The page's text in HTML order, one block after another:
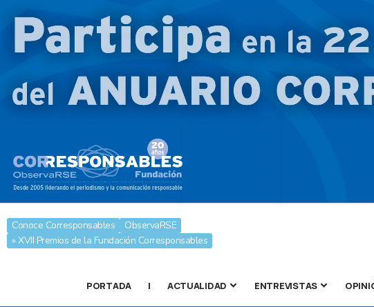
Conoce Corresponsables
ObservaRSE
» XVII Premios de la Fundación Corresponsables
PORTADA | ACTUALIDAD ENTREVISTAS